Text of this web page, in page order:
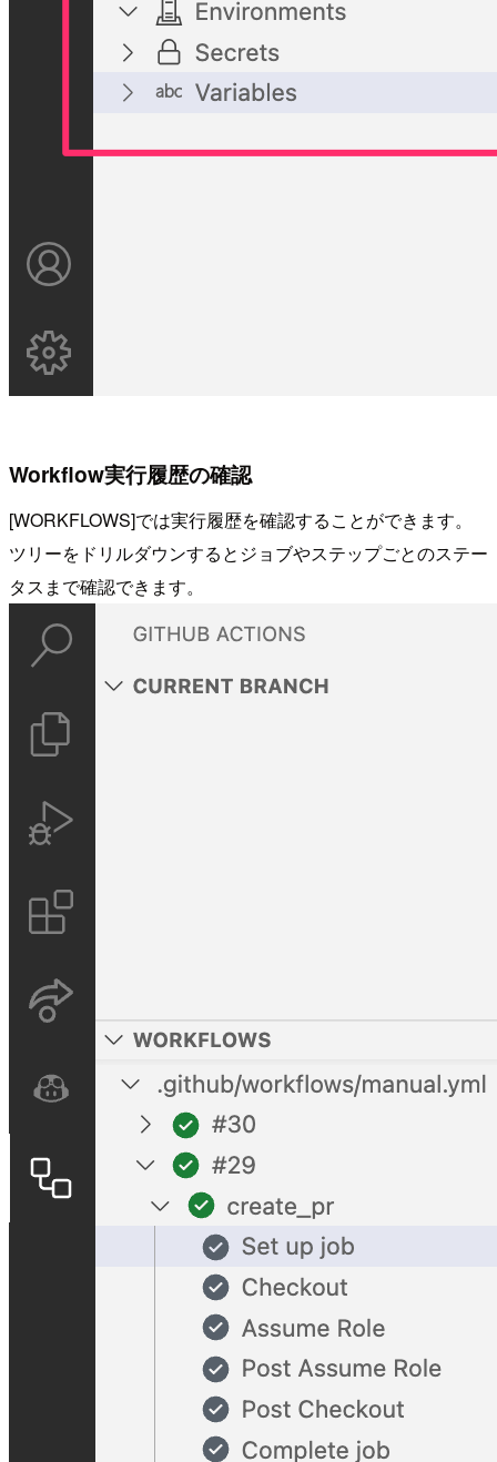
Workflow実行履歴の確認
[WORKFLOWS]では実行履歴を確認することができます。
ツリーをドリルダウンするとジョブやステップごとのステー
タスまで確認できます。